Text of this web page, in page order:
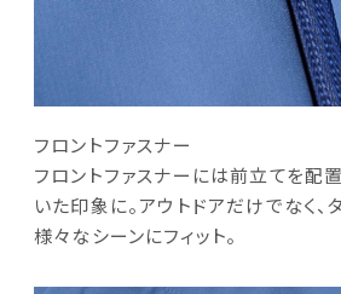
フロントファスナー
フロントファスナーには前立てを配
いた印象に。アウトドアだけでなく
様々なシーンにフィット。